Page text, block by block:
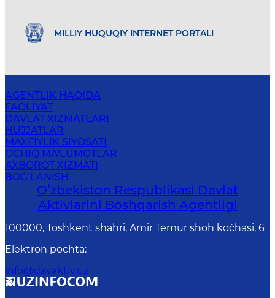
MILLIY HUQUQIY INTERNET PORTALI
AGENTLIK HAQIDA
FAOLIYAT
DAVLAT XIZMATLARI
HUJJATLAR
MAXFIYLIK SIYOSATI
OCHIQ MA'LUMOTLAR
AXBOROT XIZMATI
BOG‘LANISH
Oʻzbekiston Respublikasi Davlat
Aktivlarini Boshqarish Agentligi
100000, Toshkent shahri, Amir Temur shoh ko`chasi, 6
Elektron pochta:
info@davaktiv.uz